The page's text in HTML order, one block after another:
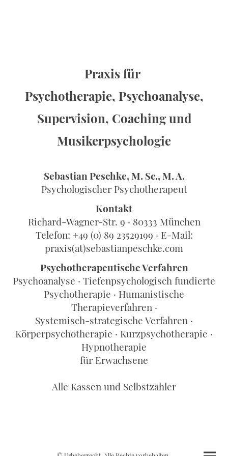
Praxis für
Psychotherapie, Psychoanalyse,
Supervision, Coaching und
Musikerpsychologie
Sebastian Peschke, M. Sc., M. A.
Psychologischer Psychotherapeut
Kontakt
Richard-Wagner-Str. 9 · 80333 München
Telefon: +49 (0) 89 23529199 · E-Mail:
praxis(at)sebastianpeschke.com
Psychotherapeutische Verfahren
Psychoanalyse · Tiefenpsychologisch fundierte
Psychotherapie · Humanistische
Therapieverfahren ·
Systemisch-strategische Verfahren ·
Körperpsychotherapie · Kurzpsychotherapie ·
Hypnotherapie
für Erwachsene
Alle Kassen und Selbstzahler